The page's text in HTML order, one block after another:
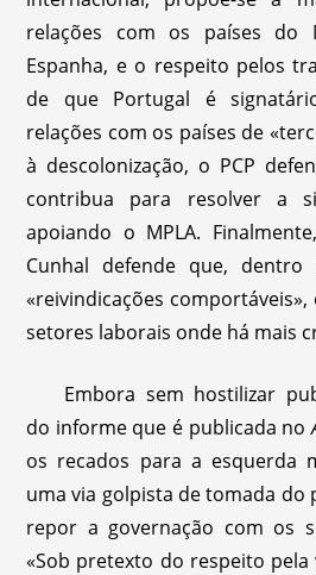
relações com os países do
Espanha, e o respeito pelos
de que Portugal é
relações com os países de
à descolonização, o PCP
contribua para resolver a
apoiando o MPLA.
Cunhal defende que,
«reivindicações
setores laborais onde há mais
Embora sem hostilizar
do informe que é publicada no
os recados para a esquerda
uma via golpista de tomada do
repor a governação com os
«Sob pretexto do respeito pela